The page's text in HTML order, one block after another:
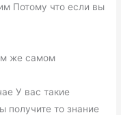
Потому что если вы
же самом
У вас такие
получите то знание